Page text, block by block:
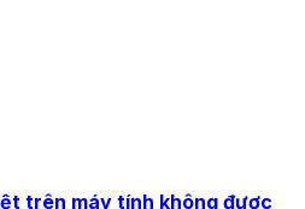
trên máy tính không được